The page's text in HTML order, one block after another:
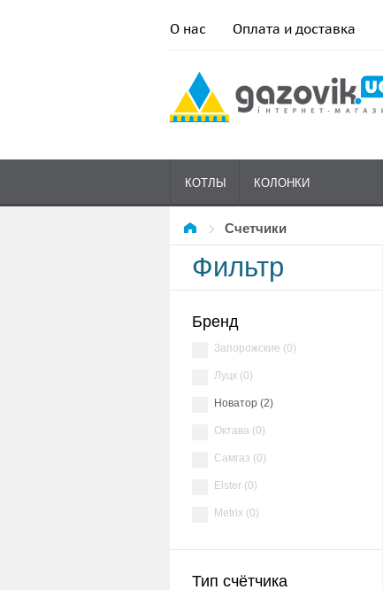
О нас Оплата и доставка
КОТЛЫ КОЛОНКИ
ГАЗОВЫЕ
Счетчики
Фильтр
Бренд
Запорожские (0)
Луцк (0)
Новатор (2)
Октава (0)
Самгаз (0)
Elster (0)
Metrix (0)
Тип счётчика